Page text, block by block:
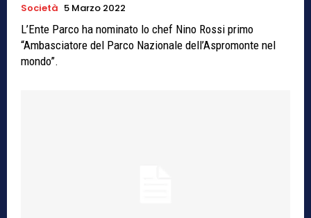
Società 5 Marzo 2022
L’Ente Parco ha nominato lo chef Nino Rossi primo
“Ambasciatore del Parco Nazionale dell’Aspromonte nel
mondo”.